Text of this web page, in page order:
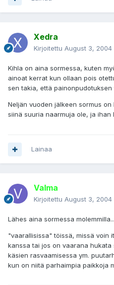
Xedra
Kirjoitettu August 3, 2004
Kihla on aina sormessa, kuten
ainoat kerrat kun ollaan pois
sen takia, että
Neljän vuoden jälkeen sormus
siinä suuria naarmuja ole, ja ihan
Lainaa
Valma
Kirjoitettu August 3, 2004
Lähes aina sormessa molemmilla...
"vaarallisissa" töissä, missä voin
kanssa tai jos on vaarana
käsien rasvaamisessa ym.
kun on niitä parhaimpia paikkoja